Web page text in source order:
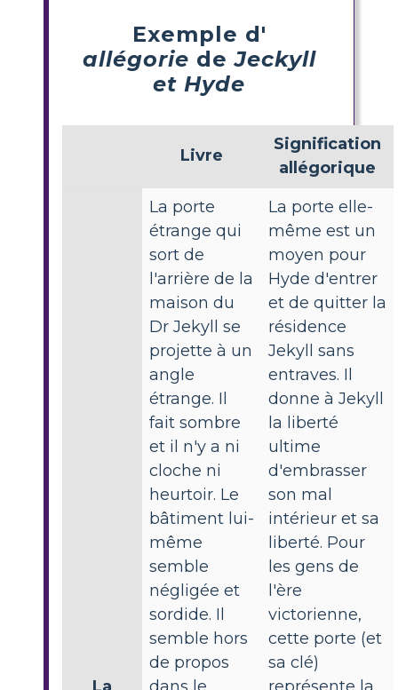
Exemple d'
allégorie deJeckyll
et Hyde
Livre
Signification
allégorique
La porte
étrange qui
sort de
l'arrière de la
maison du
Dr Jekyll se
projette à un
angle
étrange. Il
fait sombre
et il n'y a ni
cloche ni
heurtoir. Le
bâtiment lui-
même
semble
négligée et
sordide. Il
semble hors
de propos
La porte elle-
même est un
moyen pour
Hyde d'entrer
et de quitter la
résidence
Jekyll sans
entraves. Il
donne à Jekyll
la liberté
ultime
d'embrasser
son mal
intérieur et sa
liberté. Pour
les gens de
l'ère
victorienne,
cette porte (et
sa clé)